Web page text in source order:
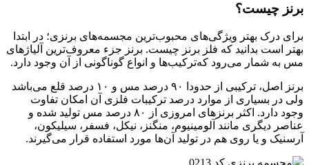
برنز چیست؟
برای درک بهتر ویژگی‌های محبوب‌ترین مجسمه‌های برنزی؛ در ابتدا
بهتر است بدانید که فلز برنز چیست. برنز جزء معروف‌ترین آلیاژ‌های
مس به شمار می‌رود که‌ترکیب‌ها و انواع گوناگونی از آن وجود دارد.
برنز اصل،‌ ترکیبی از حدودا ۹۰ درصد مس و ۱۰ درصد قلع می‌باشد
ولی در بسیاری از موارد درصد ‌ترکیبات فلزی آن امکان تفاوت
وجود دارد. اکثر برنز‌های امروزی از ۸۰ درصد مس تولید شده و
عناصر دیگری مانند آلومینیوم، منگنز، نیکل، فسفر، سیلیکون،
آرسنیک و یا روی هم در تولید آن‌ها مورد استفاده قرار می‌گیرند.